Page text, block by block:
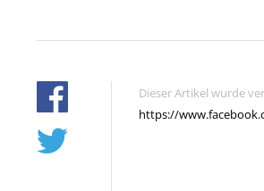
Dieser Artikel wurde
https://